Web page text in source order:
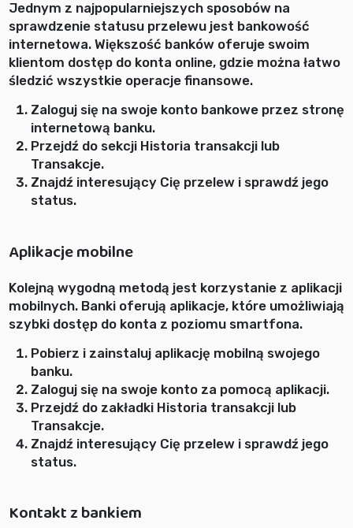
Jednym z najpopularniejszych sposobów na
sprawdzenie statusu przelewu jest bankowość
internetowa. Większość banków oferuje swoim
klientom dostęp do konta online, gdzie można łatwo
śledzić wszystkie operacje finansowe.
Zaloguj się na swoje konto bankowe przez stronę
internetową banku.
Przejdź do sekcji Historia transakcji lub
Transakcje.
Znajdź interesujący Cię przelew i sprawdź jego
status.
Aplikacje mobilne
Kolejną wygodną metodą jest korzystanie z aplikacji
mobilnych. Banki oferują aplikacje, które umożliwiają
szybki dostęp do konta z poziomu smartfona.
Pobierz i zainstaluj aplikację mobilną swojego
banku.
Zaloguj się na swoje konto za pomocą aplikacji.
Przejdź do zakładki Historia transakcji lub
Transakcje.
Znajdź interesujący Cię przelew i sprawdź jego
status.
Kontakt z bankiem